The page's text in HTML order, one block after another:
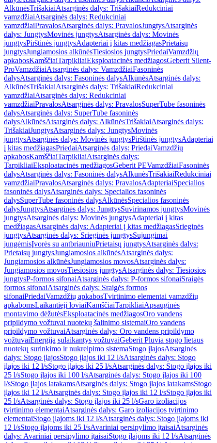
AlkūnėsTrišakiaiAtsarginės dalys: TrišakiaiRedukciniai
vamzdžiaiAtsarginės dalys: Redukciniai
vamzdžiaiPravalosAtsarginės dalys: PravalosJungtysAtsarginės
dalys: JungtysMovinės jungtysAtsarginės dalys: Movinės
jungtysPirštinės jungtysAdapteriai į kitas medžiagasPrietaisų
jungtysJungiamosios alkūnėsTiesiosios jungtysPriedaiVamzdžių
apkabosKamščiaiTarpikliaiEksploatacinės medžiagosGeberit Silent-
ProVamzdžiaiAtsarginės dalys: VamzdžiaiFasoninės
dalysAtsarginės dalys: Fasoninės dalysAlkūnėsAtsarginės dalys:
AlkūnėsTrišakiaiAtsarginės dalys: TrišakiaiRedukciniai
vamzdžiaiAtsarginės dalys: Redukciniai
vamzdžiaiPravalosAtsarginės dalys: PravalosSuperTube fasoninės
dalysAtsarginės dalys: SuperTube fasoninės
dalysAlkūnėsAtsarginės dalys: AlkūnėsTrišakiaiAtsarginės dalys:
TrišakiaiJungtysAtsarginės dalys: JungtysMovinės
jungtysAtsarginės dalys: Movinės jungtysPirštinės jungtysAdapteriai
į kitas medžiagasPriedaiAtsarginės dalys: PriedaiVamzdžių
apkabosKamščiaiTarpikliaiAtsarginės dalys:
TarpikliaiEksploatacinės medžiagosGeberit PEVamzdžiaiFasoninės
dalysAtsarginės dalys: Fasoninės dalysAlkūnėsTrišakiaiRedukciniai
vamzdžiaiPravalosAtsarginės dalys: PravalosAdapteriaiSpecialios
fasoninės dalysAtsarginės dalys: Specialios fasoninės
dalysSuperTube fasoninės dalysAlkūnėsSpecialios fasoninės
dalysJungtysAtsarginės dalys: JungtysSuvirinamos jungtysMovinės
jungtysAtsarginės dalys: Movinės jungtysAdapteriai į kitas
medžiagasAtsarginės dalys: Adapteriai į kitas medžiagasSrieginės
jungtysAtsarginės dalys: Srieginės jungtysSujungimai
jungėmisĮvorės su antbriauniuPrietaisų jungtysAtsarginės dalys:
Prietaisų jungtysJungiamosios alkūnėsAtsarginės dalys:
Jungiamosios alkūnėsJungiamosios movosAtsarginės dalys:
Jungiamosios movosTiesiosios jungtysAtsarginės dalys: Tiesiosios
jungtysP-formos sifonaiAtsarginės dalys: P-formos sifonaiSraigės
formos sifonaiAtsarginės dalys: Sraigės formos
sifonaiPriedaiVamzdžių apkabosTvirtinimo elementai vamzdžių
apkabomsLaikantieji loviaiKamščiaiTarpikliaiApsauginės
montavimo dėžutėsEksploatacinės medžiagosOro vandens
pripildymo vožtuvai nuotekų šalinimo sistemaiOro vandens
pripildymo vožtuvaiAtsarginės dalys: Oro vandens pripildymo
vožtuvaiEnergiją sulaikantys vožtuvaiGeberit Pluvia stogo lietaus
nuotekų surinkimo ir nukreipimo sistemaStogo įlajosAtsarginės
dalys: Stogo įlajosStogo įlajos iki 12 l/sAtsarginės dalys: Stogo
įlajos iki 12 l/sStogo įlajos iki 25 l/sAtsarginės dalys: Stogo įlajos iki
25 l/sStogo įlajos iki 100 l/sAtsarginės dalys: Stogo įlajos iki 100
l/sStogo įlajos latakamsAtsarginės dalys: Stogo įlajos latakamsStogo
įlajos iki 12 l/sAtsarginės dalys: Stogo įlajos iki 12 l/sStogo įlajos iki
25 l/sAtsarginės dalys: Stogo įlajos iki 25 l/sGaro izoliacijos
tvirtinimo elementaiAtsarginės dalys: Garo izoliacijos tvirtinimo
elementaiStogo įlajoms iki 12 l/sAtsarginės dalys: Stogo įlajoms iki
12 l/sStogo įlajoms iki 25 l/sAvariniai persipylimo įtaisaiAtsarginės
dalys: Avariniai persipylimo įtaisaiStogo įlajoms iki 12 l/sAtsarginės